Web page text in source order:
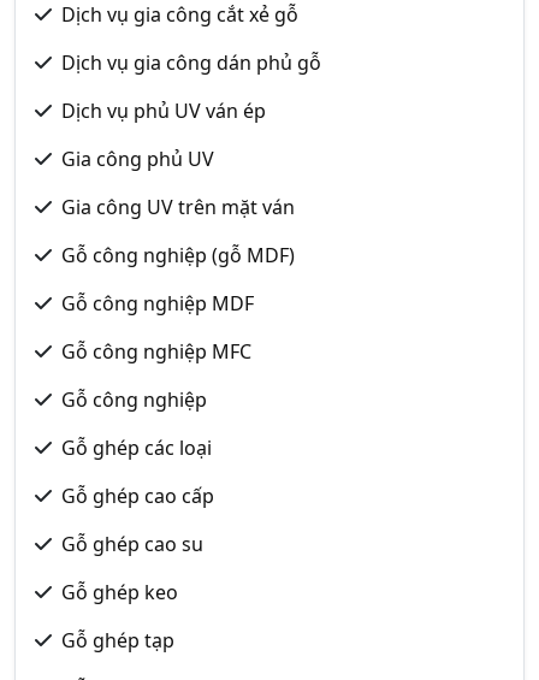
Dịch vụ gia công cắt xẻ gỗ
Dịch vụ gia công dán phủ gỗ
Dịch vụ phủ UV ván ép
Gia công phủ UV
Gia công UV trên mặt ván
Gỗ công nghiệp (gỗ MDF)
Gỗ công nghiệp MDF
Gỗ công nghiệp MFC
Gỗ công nghiệp
Gỗ ghép các loại
Gỗ ghép cao cấp
Gỗ ghép cao su
Gỗ ghép keo
Gỗ ghép tạp